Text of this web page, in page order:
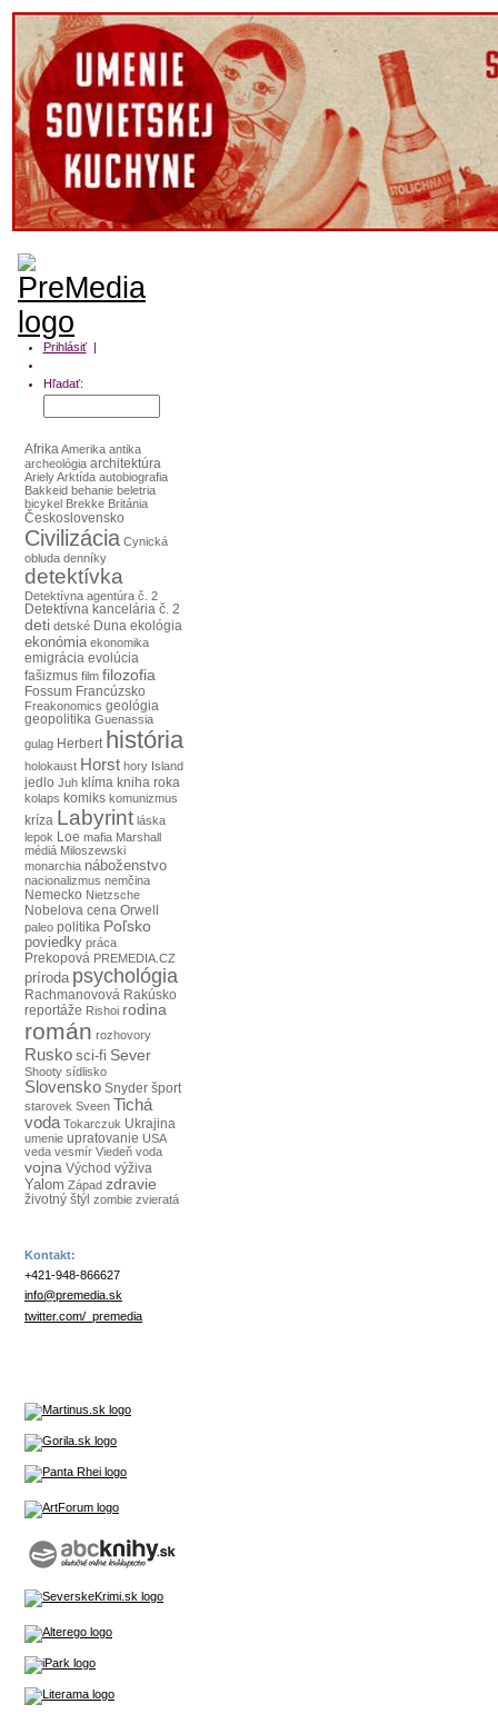
Prihlásiť|
Hľadať:
Afrika Amerika antika
archeológia architektúra
ArielyArktída autobiografia
Bakkeid behanie beletria
bicykel Brekke Británia
Československo
Civilizácia Cynická
obluda denníky
detektívka
Detektívna agentúra č. 2
Detektívna kancelária č. 2
deti detské Duna ekológia
ekonómia ekonomika
emigrácia evolúcia
fašizmus film filozofia
Fossum Francúzsko
Freakonomics geológia
geopolitika Guenassia
gulag Herbert história
holokaust Horst hory Island
jedlo Juh klíma kniha roka
kolaps komiks komunizmus
kríza Labyrint láska
lepok
Loe mafia Marshall
médiá Miloszewski
monarchia náboženstvo
nacionalizmus nemčina
Nemecko Nietzsche
Nobelova cena Orwell
paleo politika Poľsko
poviedky práca
Prekopová PREMEDIA.CZ
príroda psychológia
Rachmanovová Rakúsko
reportáže Rishoi rodina
román rozhovory
Rusko sci-fi Sever
Shooty sídlisko
Slovensko Snyder šport
starovek Sveen Tichá
voda Tokarczuk Ukrajina
umenie upratovanie USA
veda vesmír Viedeň voda
vojna Východ výživa
Yalom Západ zdravie
životný štýl zombie zvieratá
Kontakt:
+421-948-866627
info@premedia.sk
twitter.com/_premedia